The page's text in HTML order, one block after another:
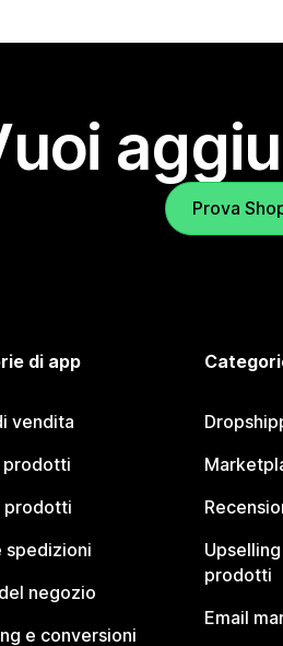
Prova
di app
vendita
prodotti
prodotti
spedizioni
negozio
e conversioni
prodotti
Email